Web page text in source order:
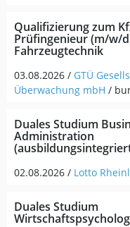
Qualifizierung zum
Prüfingenieur (m/w/
Fahrzeugtechnik
03.08.2026 / GTÜ
Überwachung mbH /
Duales Studium
Administration
02.08.2026 / Lotto
Duales Studium